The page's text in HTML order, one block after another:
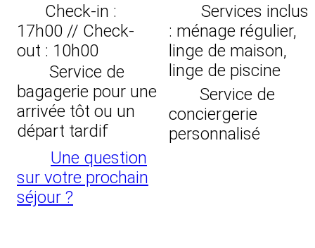
Check-in :
17h00 // Check-
out : 10h00
Service de
bagagerie pour une
arrivée tôt ou un
départ tardif
Une question
sur votre prochain
séjour ?
Services inclus
: ménage régulier,
linge de maison,
linge de piscine
Service de
conciergerie
personnalisé